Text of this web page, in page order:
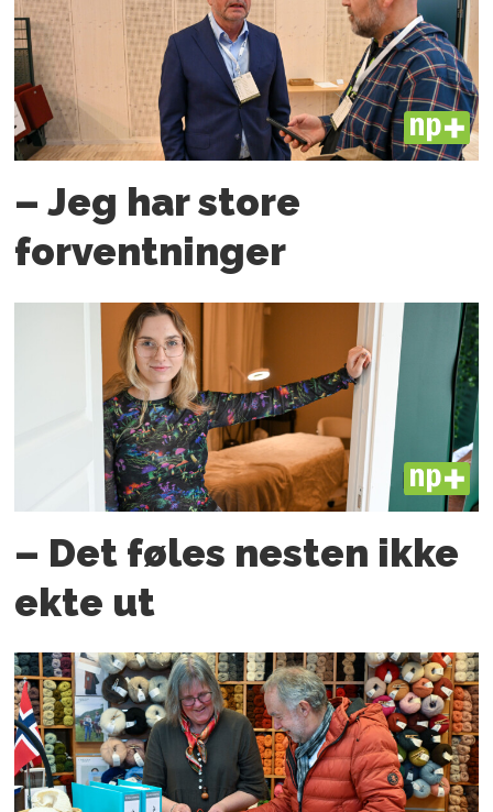
PLUS
– Jeg har store
forventninger
PLUS
– Det føles nesten ikke
ekte ut